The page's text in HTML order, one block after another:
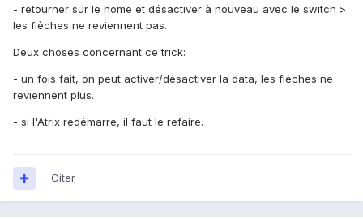
- retourner sur le home et désactiver à nouveau avec le switch >
les flèches ne reviennent pas.
Deux choses concernant ce trick:
- un fois fait, on peut activer/désactiver la data, les flèches ne
reviennent plus.
- si l'Atrix redémarre, il faut le refaire.
Citer